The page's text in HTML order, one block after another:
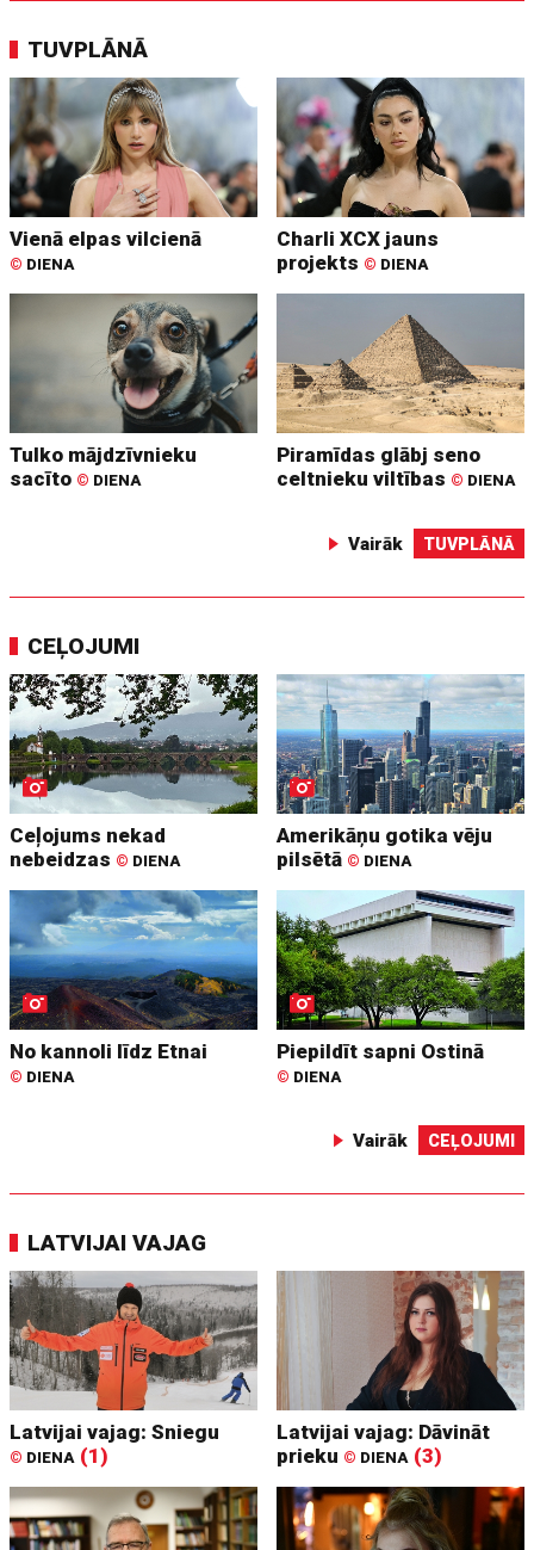
TUVPLĀNĀ
Vienā elpas vilcienā
© DIENA
Charli XCX jauns
projekts © DIENA
Tulko mājdzīvnieku
sacīto © DIENA
Piramīdas glābj seno
celtnieku viltības © DIENA
Vairāk TUVPLĀNĀ
CEĻOJUMI
Ceļojums nekad
nebeidzas © DIENA
Amerikāņu gotika vēju
pilsētā © DIENA
No kannoli līdz Etnai
© DIENA
Piepildīt sapni Ostinā
© DIENA
Vairāk CEĻOJUMI
LATVIJAI VAJAG
Latvijai vajag: Sniegu
© DIENA (1)
Latvijai vajag: Dāvināt
prieku © DIENA (3)